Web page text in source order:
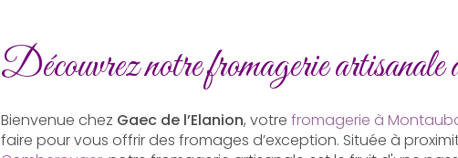
Découvrez notre fromagerie
Bienvenue chez Gaec de l’Elanion, votre fromagerie à
faire pour vous offrir des fromages d’exception. Située à